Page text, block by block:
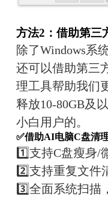
方法2：借助第三
除了Windows系
还可以借助第三
理工具帮助我们
释放10-80GB及
小白用户的。
✅借助AI电脑C盘清
1️⃣支持C盘瘦身/
2️⃣支持重复文件
3️⃣全面系统扫描